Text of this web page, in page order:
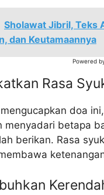
Sholawat Jibril, Teks
dan Keutamaannya
Powered
Rasa
doa
menyadari betapa
berikan. Rasa